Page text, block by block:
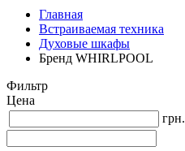
Главная
Встраиваемая техника
Духовые шкафы
Бренд WHIRLPOOL
Фильтр
Цена
грн.